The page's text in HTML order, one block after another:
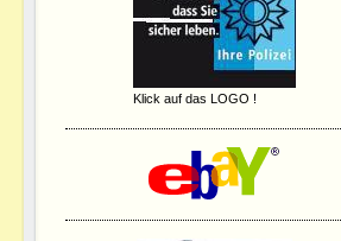
Klick auf das LOGO !